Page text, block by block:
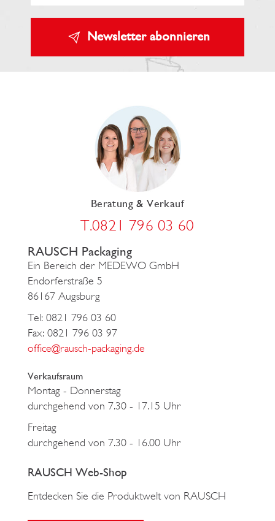
Newsletter abonnieren
Beratung & Verkauf
T.0821 796 03 60
RAUSCH Packaging
Ein Bereich der MEDEWO GmbH
Endorferstraße 5
86167 Augsburg
Tel: 0821 796 03 60
Fax: 0821 796 03 97
office@rausch-packaging.de
Verkaufsraum
Montag - Donnerstag
durchgehend von 7.30 - 17.15 Uhr
Freitag
durchgehend von 7.30 - 16.00 Uhr
RAUSCH Web-Shop
Entdecken Sie die Produktwelt von RAUSCH